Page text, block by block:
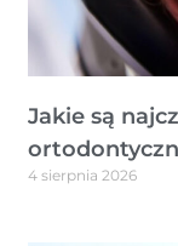
Jakie są
4 sierpnia 2026